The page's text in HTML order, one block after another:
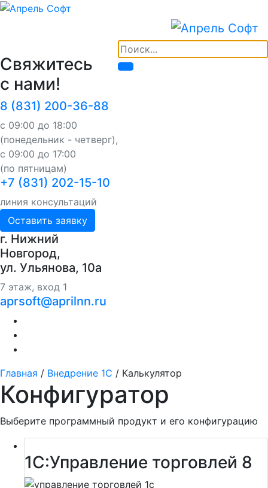
Свяжитесь
с нами!
8 (831) 200-36-88
с 09:00 до 18:00
(понедельник - четверг),
с 09:00 до 17:00
(по пятницам)
+7 (831) 202-15-10
линия консультаций
Оставить заявку
г. Нижний
Новгород,
ул. Ульянова, 10a
7 этаж, вход 1
aprsoft@aprilnn.ru
Главная / Внедрение 1С / Калькулятор
Конфигуратор
Выберите программный продукт и его конфигурацию
1С:Управление торговлей 8